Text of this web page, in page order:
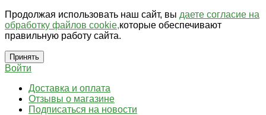
Продолжая использовать наш сайт, вы даете согласие на
обработку файлов cookie,которые обеспечивают
правильную работу сайта.
Принять
Войти
Доставка и оплата
Отзывы о магазине
Подписаться на новости